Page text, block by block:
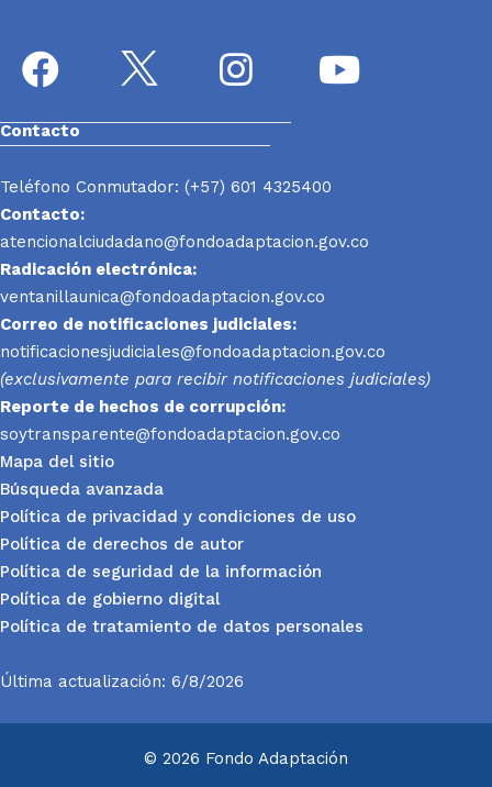
Contacto
Teléfono Conmutador: (+57) 601 4325400
Contacto:
atencionalciudadano@fondoadaptacion.gov.co
Radicación electrónica:
ventanillaunica@fondoadaptacion.gov.co
Correo de notificaciones judiciales:
notificacionesjudiciales@fondoadaptacion.gov.co
(exclusivamente para recibir notificaciones judiciales)
Reporte de hechos de corrupción:
soytransparente@fondoadaptacion.gov.co
Mapa del sitio
Búsqueda avanzada
Política de privacidad y condiciones de uso
Política de derechos de autor
Política de seguridad de la información
Política de gobierno digital
Política de tratamiento de datos personales
Última actualización: 6/8/2026
© 2026 Fondo Adaptación